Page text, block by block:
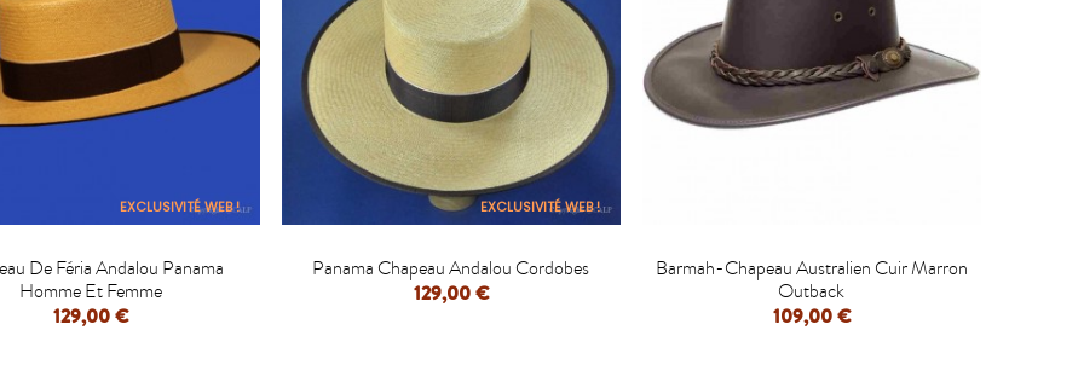
EXCLUSIVITÉ WEB !
De Féria Andalou Panama
Homme Et Femme
129,00 €
EXCLUSIVITÉ WEB !

Panama Chapeau Andalou Cordobes
129,00 €

Barmah-Chapeau Australien Cuir Marron
Outback
109,00 €